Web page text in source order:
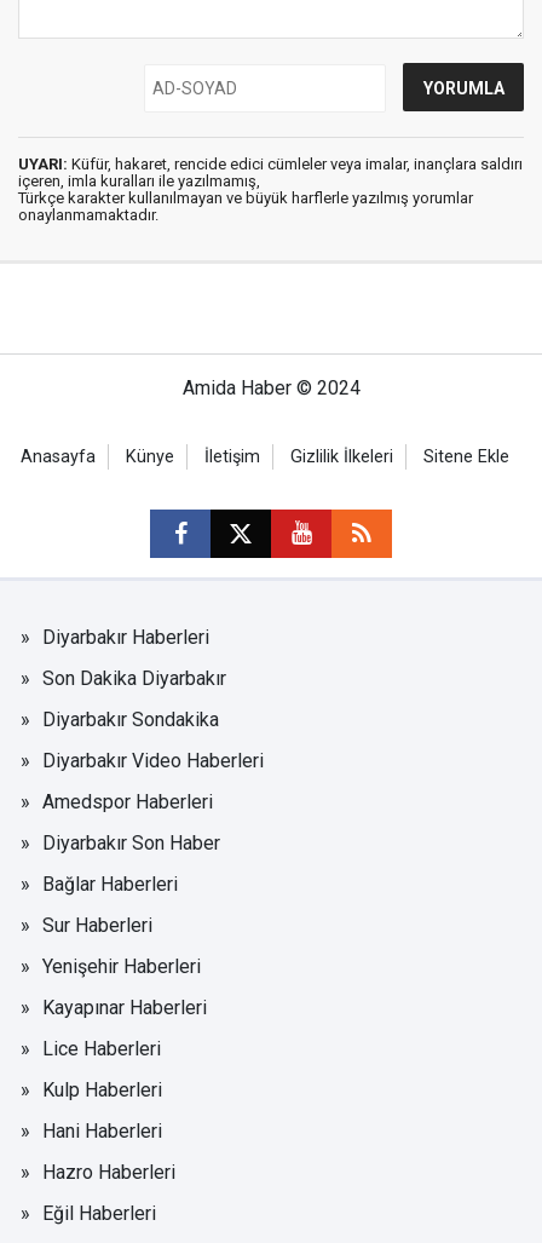
UYARI: Küfür, hakaret, rencide edici cümleler veya imalar, inançlara saldırı
içeren, imla kuralları ile yazılmamış,
Türkçe karakter kullanılmayan ve büyük harflerle yazılmış yorumlar
onaylanmamaktadır.
Amida Haber © 2024
Anasayfa Künye İletişim Gizlilik İlkeleri Sitene Ekle
Diyarbakır Haberleri
Son Dakika Diyarbakır
Diyarbakır Sondakika
Diyarbakır Video Haberleri
Amedspor Haberleri
Diyarbakır Son Haber
Bağlar Haberleri
Sur Haberleri
Yenişehir Haberleri
Kayapınar Haberleri
Lice Haberleri
Kulp Haberleri
Hani Haberleri
Hazro Haberleri
Eğil Haberleri